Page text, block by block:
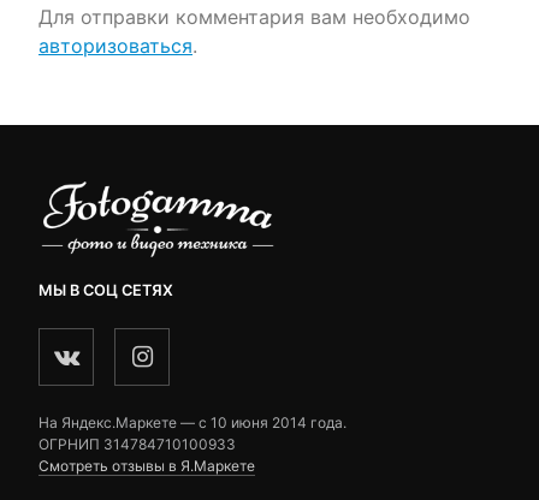
Для отправки комментария вам необходимо
авторизоваться.
МЫ В СОЦ СЕТЯХ
На Яндекс.Маркете — c 10 июня 2014 года.
ОГРНИП 314784710100933
Смотреть отзывы в Я.Маркете